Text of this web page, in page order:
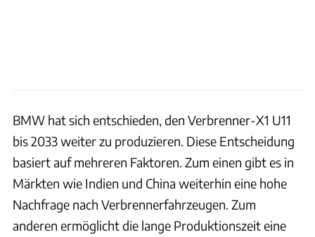
BMW hat sich entschieden, den Verbrenner-X1 U11
bis 2033 weiter zu produzieren. Diese Entscheidung
basiert auf mehreren Faktoren. Zum einen gibt es in
Märkten wie Indien und China weiterhin eine hohe
Nachfrage nach Verbrennerfahrzeugen. Zum
anderen ermöglicht die lange Produktionszeit eine